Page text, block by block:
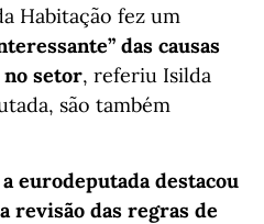
Habitação fez um
das causas
no setor, referiu Isilda
são também
eurodeputada destacou
revisão das regras de